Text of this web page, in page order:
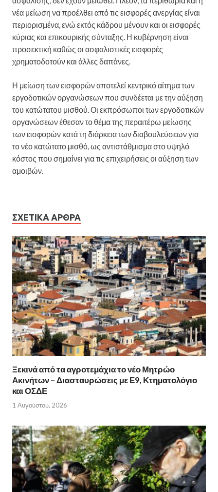
νέα μείωση να προέλθει από τις εισφορές ανεργίας είναι
περιορισμένα, ενώ εκτός κάδρου μένουν και οι εισφορές
κύριας και επικουρικής σύνταξης. Η κυβέρνηση είναι
προσεκτική καθώς οι ασφαλιστικές εισφορές
χρηματοδοτούν και άλλες δαπάνες.
Η μείωση των εισφορών αποτελεί κεντρικό αίτημα των
εργοδοτικών οργανώσεων που συνδέεται με την αύξηση
του κατώτατου μισθού. Οι εκπρόσωποι των εργοδοτικών
οργανώσεων έθεσαν το θέμα της περαιτέρω μείωσης
των εισφορών κατά τη διάρκεια των διαβουλεύσεων για
το νέο κατώτατο μισθό, ως αντιστάθμισμα στο υψηλό
κόστος που σημαίνει για τις επιχειρήσεις οι αύξηση των
αμοιβών.
ΣΧΕΤΙΚΆ ΆΡΘΡΑ
Ξεκινά από τα αγροτεμάχια το νέο Μητρώο
Ακινήτων – Διασταυρώσεις με Ε9, Κτηματολόγιο
και ΟΣΔΕ
1 Αυγούστου, 2026